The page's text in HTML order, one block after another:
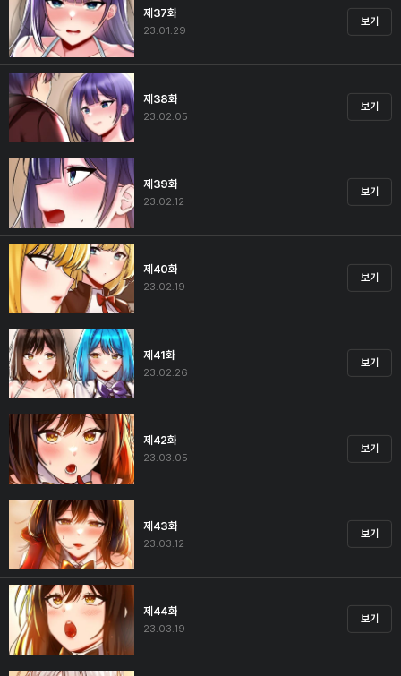
제37화
23.01.29
보기
제38화
23.02.05
보기
제39화
23.02.12
보기
제40화
23.02.19
보기
제41화
23.02.26
보기
제42화
23.03.05
보기
제43화
23.03.12
보기
제44화
23.03.19
보기